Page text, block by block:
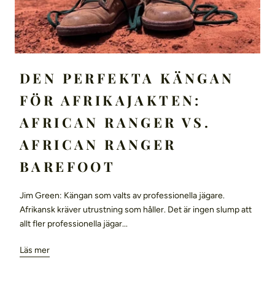
DEN PERFEKTA KÄNGAN
FÖR AFRIKAJAKTEN:
AFRICAN RANGER VS.
AFRICAN RANGER
BAREFOOT
Jim Green: Kängan som valts av professionella jägare.
Afrikansk kräver utrustning som håller. Det är ingen slump att
allt fler professionella jägar...
Läs mer